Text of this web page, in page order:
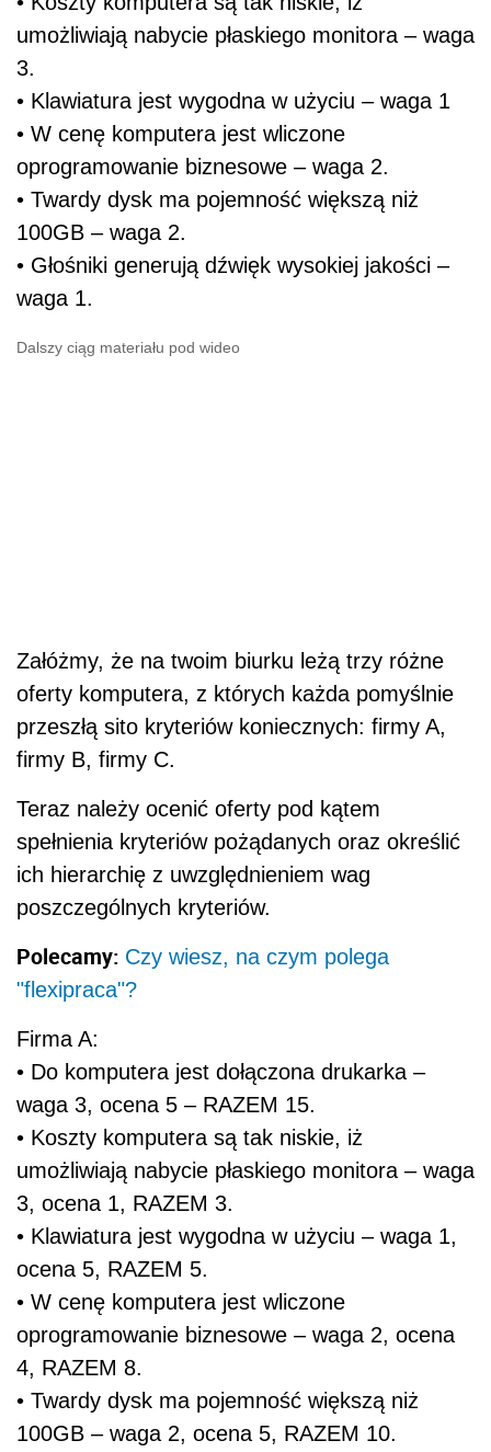
umożliwiają nabycie płaskiego monitora – waga
3.
• Klawiatura jest wygodna w użyciu – waga 1
• W cenę komputera jest wliczone
oprogramowanie biznesowe – waga 2.
• Twardy dysk ma pojemność większą niż
100GB – waga 2.
• Głośniki generują dźwięk wysokiej jakości –
waga 1.
Dalszy ciąg materiału pod wideo
Załóżmy, że na twoim biurku leżą trzy różne
oferty komputera, z których każda pomyślnie
przeszłą sito kryteriów koniecznych: firmy A,
firmy B, firmy C.
Teraz należy ocenić oferty pod kątem
spełnienia kryteriów pożądanych oraz określić
ich hierarchię z uwzględnieniem wag
poszczególnych kryteriów.
Polecamy: Czy wiesz, na czym polega
"flexipraca"?
Firma A:
• Do komputera jest dołączona drukarka –
waga 3, ocena 5 – RAZEM 15.
• Koszty komputera są tak niskie, iż
umożliwiają nabycie płaskiego monitora – waga
3, ocena 1, RAZEM 3.
• Klawiatura jest wygodna w użyciu – waga 1,
ocena 5, RAZEM 5.
• W cenę komputera jest wliczone
oprogramowanie biznesowe – waga 2, ocena
4, RAZEM 8.
• Twardy dysk ma pojemność większą niż
100GB – waga 2, ocena 5, RAZEM 10.